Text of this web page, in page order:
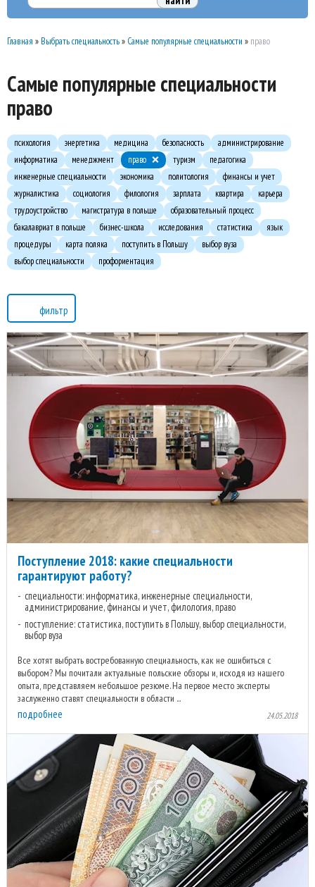
Главная » Выбрать специальность» Самые популярные специальности » право
Самые популярные специальности
право
психология энергетика медицина безопасность
администрирование
информатика
менеджмент право туризм
педагогика
инженерные специальности
экономика политология
финансы и учет
журналистика
социология филология зарплата квартира
карьера
трудоустройство
магистратура в польше
образовательный процесс
бакалавриат в польше
бизнес-школа исследования статистика
язык
процедуры
карта поляка поступить в Польшу
выбор вуза
выбор специальности
профориентация
фильтр
Поступление 2018: какие специальности
гарантируют работу?
специальности: информатика, инженерные специальности,
администрирование, финансы и учет, филология, право
поступление: статистика, поступить в Польшу, выбор специальности,
выбор вуза
Все хотят выбрать востребованную специальность, как не ошибиться с
выбором? Мы почитали актуальные польские обзоры и, исходя из нашего
опыта, представляем небольшое резюме. На первое место эксперты
заслуженно ставят специальности в области ...
подробнее 24.05.2018